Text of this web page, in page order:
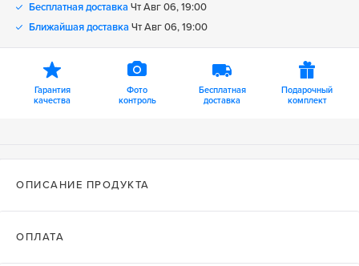
Бесплатная доставка Чт Авг 06, 19:00
Ближайшая доставка Чт Авг 06, 19:00
Гарантия
качества
Фото
контроль
Бесплатная
доставка
Подарочный
комплект
ОПИСАНИЕ ПРОДУКТА
ОПЛАТА